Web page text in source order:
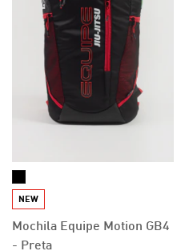
NEW
Mochila Equipe Motion GB4
- Preta